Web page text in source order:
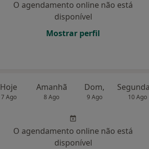
O agendamento online não está
disponível
Mostrar perfil
Hoje
7 Ago
Amanhã
8 Ago
Dom,
9 Ago 10 Ago
O agendamento online não está
disponível